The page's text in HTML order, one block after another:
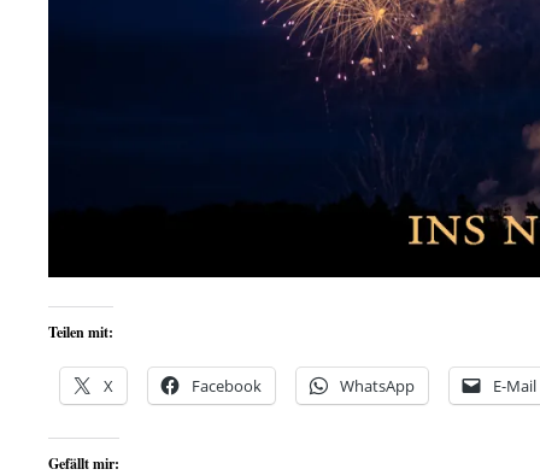
Teilen mit:
X Facebook WhatsApp E-Mail
Gefällt mir: